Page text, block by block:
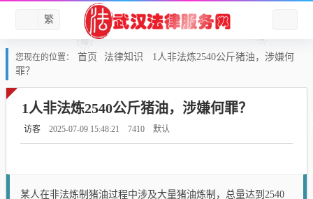
繁
您现在的位置： 首页 法律知识
1人非法炼2540公斤猪油，涉嫌何
罪？
1人非法炼2540公斤猪油，涉嫌何罪？
访客 2025-07-09 15:48:21 7410 默认
某人在非法炼制猪油过程中涉及大量猪油炼制，总量达到2540